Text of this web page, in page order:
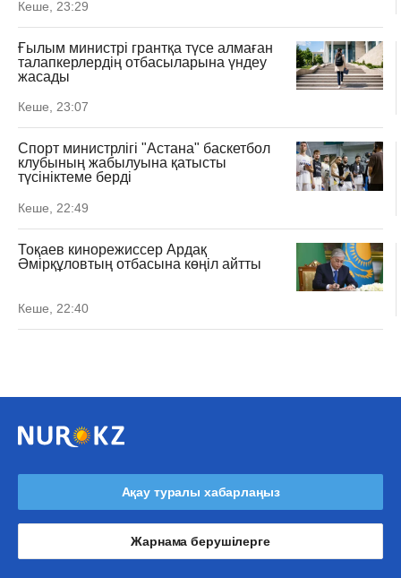
Кеше, 23:29
Ғылым министрі грантқа түсе алмаған
талапкерлердің отбасыларына үндеу
жасады
Кеше, 23:07
Спорт министрлігі "Астана" баскетбол
клубының жабылуына қатысты
түсініктеме берді
Кеше, 22:49
Тоқаев кинорежиссер Ардақ
Әмірқұловтың отбасына көңіл айтты
Кеше, 22:40
Ақау туралы хабарлаңыз
Жарнама берушілерге